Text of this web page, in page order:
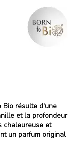
Bio résulte d'une
et la profondeur
chaleureuse et
un parfum original